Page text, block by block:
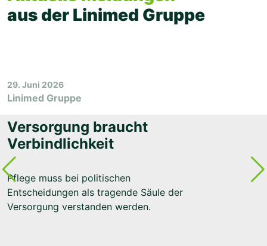
aus der Linimed Gruppe
29. Juni 2026
Linimed Gruppe
Versorgung braucht
Verbindlichkeit
Pflege muss bei politischen
Entscheidungen als tragende Säule der
Versorgung verstanden werden.